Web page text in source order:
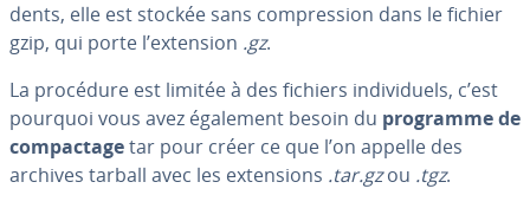
dents, elle est stockée sans com­pres­sion dans le fichier
gzip, qui porte l’extension .gz.
La procédure est limitée à des fichiers in­di­vi­duels, c’est
pourquoi vous avez également besoin du programme de
com­pac­tagetar pour créer ce que l’on appelle des
archives tarball avec les ex­ten­sions .tar.gzou .tgz.